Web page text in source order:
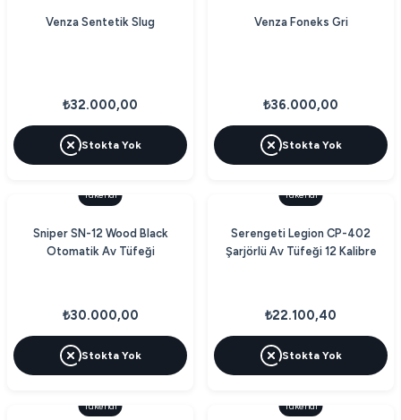
Venza Sentetik Slug
₺32.000,00
Stokta Yok
Venza Foneks Gri
₺36.000,00
Stokta Yok
Tükendi
Sniper SN-12 Wood Black
Otomatik Av Tüfeği
₺30.000,00
Stokta Yok
Tükendi
Serengeti Legion CP-402
Şarjörlü Av Tüfeği 12 Kalibre
₺22.100,40
Stokta Yok
Tükendi Tükendi